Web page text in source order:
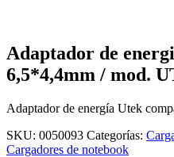
Adaptador de
6,5*4,4mm / mod.
Adaptador de energía Utek
SKU: 0050093 Categorías:
Cargadores de notebook